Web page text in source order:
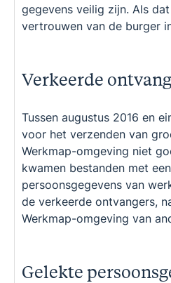
gegevens veilig zijn. Als
vertrouwen van de burger
Verkeerde
Tussen augustus 2016 en
voor het verzenden van
Werkmap-omgeving niet
kwamen bestanden met
persoonsgegevens van
de verkeerde ontvangers,
Werkmap-omgeving van
Gelekte